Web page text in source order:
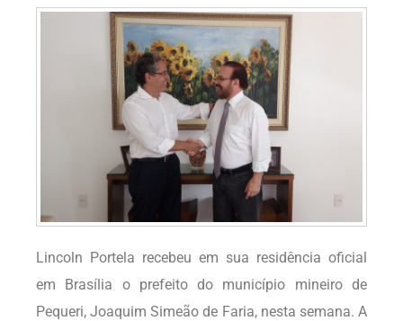
Lincoln Portela recebeu em sua residência oficial
em Brasília o prefeito do município mineiro de
Pequeri, Joaquim Simeão de Faria, nesta semana. A